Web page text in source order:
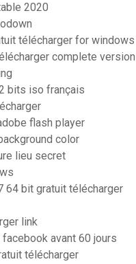
2020
télécharger for
complete
bits iso français
flash player
color
lieu secret
64 bit gratuit télécharger
link
avant 60 jours
télécharger